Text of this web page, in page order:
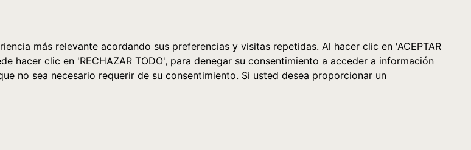
más relevante acordando sus preferencias y visitas repetidas. Al hacer clic en 'ACEPTAR
hacer clic en 'RECHAZAR TODO', para denegar su consentimiento a acceder a información
no sea necesario requerir de su consentimiento. Si usted desea proporcionar un